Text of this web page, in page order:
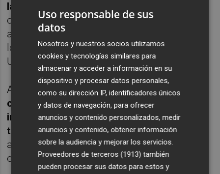
las políticas gubernamentales
con la movilidad que se tomen en España,
así como de las medidas que se adopten en
los principales países emisores (Reino
Unido, Alemania y Francia).
Asimismo, las ayudas al sector aéreo y las
condiciones de capacidad e higiene que se
impongan a las aerolíneas a nivel europeo
tendrán un papel crucialpara la
accesibilidad y conectividad de los destinos
españoles
Uso responsable de sus
datos
Nosotros y nuestros socios utilizamos
cookies y tecnologías similares para
almacenar y acceder a información en su
dispositivo y procesar datos personales,
como su dirección IP, identificadores únicos
y datos de navegación, para ofrecer
anuncios y contenido personalizados, medir
anuncios y contenido, obtener información
sobre la audiencia y mejorar los servicios.
Proveedores de terceros (1913) también
pueden procesar sus datos para estos y